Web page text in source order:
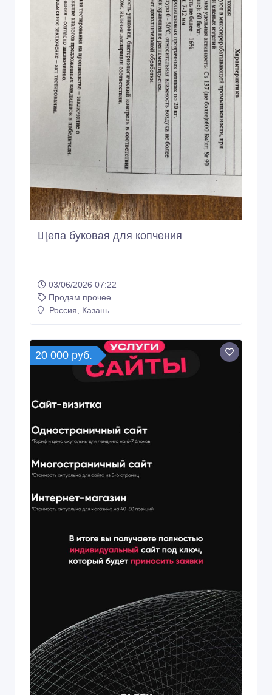
Щепа буковая для копчения
03/06/2026 07:22
Продам прочее
Россия, Казань
20 000 руб.